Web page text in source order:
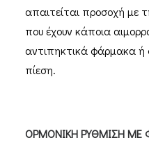
απαιτείται προσοχή με
που έχουν κάποια
αντιπηκτικά φάρμακα ή
πίεση.
ΟΡΜΟΝΙΚΗ ΡΥΘΜΙΣΗ ΜΕ